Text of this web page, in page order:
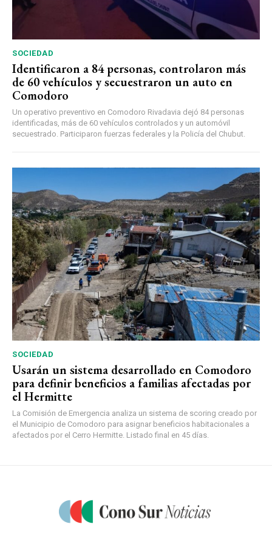
SOCIEDAD
Identificaron a 84 personas, controlaron más
de 60 vehículos y secuestraron un auto en
Comodoro
Un operativo preventivo en Comodoro Rivadavia dejó 84 personas
identificadas, más de 60 vehículos controlados y un automóvil
secuestrado. Participaron fuerzas federales y la Policía del Chubut.
SOCIEDAD
Usarán un sistema desarrollado en Comodoro
para definir beneficios a familias afectadas por
el Hermitte
La Comisión de Emergencia analiza un sistema de scoring creado por
el Municipio de Comodoro para asignar beneficios habitacionales a
afectados por el Cerro Hermitte. Listado final en 45 días.